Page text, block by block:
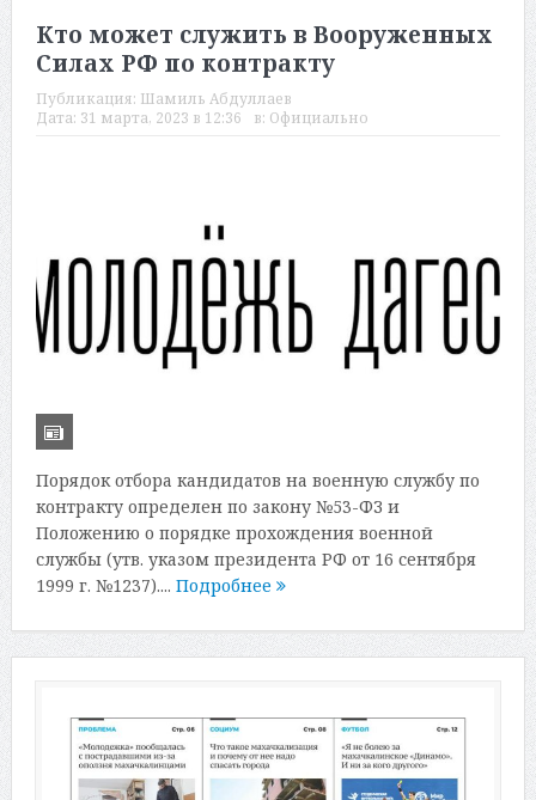
Кто может служить в Вооруженных
Силах РФ по контракту
Публикация: Шамиль Абдуллаев
Дата: 31 марта, 2023 в 12:36 в: Официально
Порядок отбора кандидатов на военную службу по
контракту определен по закону №53-ФЗ и
Положению о порядке прохождения военной
службы (утв. указом президента РФ от 16 сентября
1999 г. №1237).... Подробнее